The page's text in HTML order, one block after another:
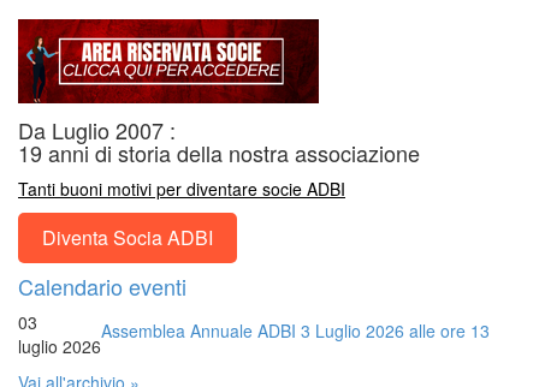
Da Luglio 2007 :
19 anni di storia della nostra associazione
Tanti buoni motivi per diventare socie ADBI
Diventa Socia ADBI
Calendario eventi
03
luglio 2026
Assemblea Annuale ADBI 3 Luglio 2026 alle ore 13